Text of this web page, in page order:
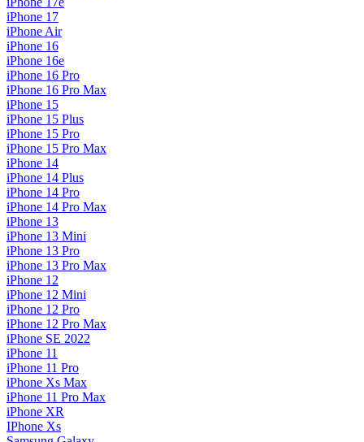
iPhone 17
iPhone Air
iPhone 16
iPhone 16e
iPhone 16 Pro
iPhone 16 Pro Max
iPhone 15
iPhone 15 Plus
iPhone 15 Pro
iPhone 15 Pro Max
iPhone 14
iPhone 14 Plus
iPhone 14 Pro
iPhone 14 Pro Max
iPhone 13
iPhone 13 Mini
iPhone 13 Pro
iPhone 13 Pro Max
iPhone 12
iPhone 12 Mini
iPhone 12 Pro
iPhone 12 Pro Max
iPhone SE 2022
iPhone 11
iPhone 11 Pro
iPhone Xs Max
iPhone 11 Pro Max
iPhone XR
IPhone Xs